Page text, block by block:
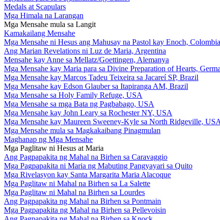
Medals at Scapulars
Mga Himala na Larangan
Mga Mensahe mula sa Langit
Kamakailang Mensahe
Mga Mensahe ni Hesus ang Mahusay na Pastol kay Enoch, Colombia
Ang Marian Revelations ni Luz de Maria, Argentina
Mensahe kay Anne sa Mellatz/Goettingen, Alemanya
Mga Mensahe kay Maria para sa Divine Preparation of Hearts,
Mga Mensahe kay Marcos Tadeu Teixeira sa Jacareí SP, Brazil
Mga Mensahe kay Edson Glauber sa Itapiranga AM, Brazil
Mga Mensahe sa Holy Family Refuge, USA
Mga Mensahe sa mga Bata ng Pagbabago, USA
Mga Mensahe kay John Leary sa Rochester NY, USA
Mga Mensahe kay Maureen Sweeney-Kyle sa North Ridgeville, USA
Mga Mensahe mula sa Magkakaibang Pinagmulan
Maghanap ng Mga Mensahe
Mga Paglitaw ni Hesus at Maria
Ang Pagpapakita ng Mahal na Birhen sa Caravaggio
Mga Pagpapakita ni Maria ng Mabuting Pangyayari sa Quito
Mga Rivelasyon kay Santa Margarita Maria Alacoque
Mga Paglitaw ni Mahal na Birhen sa La Salette
Mga Paglitaw ni Mahal na Birhen sa Lourdes
Ang Pagpapakita ng Mahal na Birhen sa Pontmain
Mga Pagpapakita ng Mahal na Birhen sa Pellevoisin